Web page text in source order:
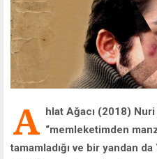
A
hlat Ağacı (2018) Nuri
“memleketimden
tamamladığı ve bir yandan da